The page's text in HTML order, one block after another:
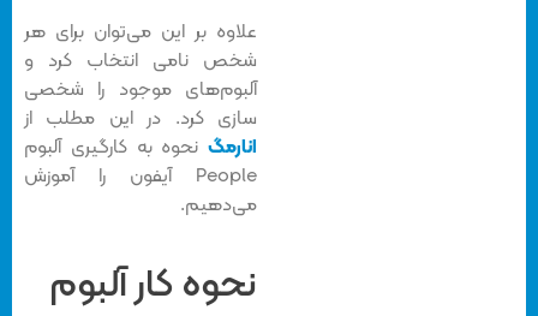
علاوه بر این می‌توان برای هر
شخص نامی انتخاب کرد و
آلبوم‌های موجود را شخصی
سازی کرد. در این مطلب از
انارمگنحوه به کارگیری آلبوم
People آیفون را آموزش
می‌دهیم.
نحوه کار آلبوم